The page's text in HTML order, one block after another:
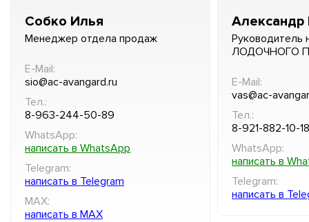
Собко Илья
Менеджер отдела продаж
E-Mail:
sio@ac-avangard.ru
Тел.:
8-963-244-50-89
WhatsApp:
написать в WhatsApp
Telegram:
написать в Telegram
MAX:
написать в MAX
Александр
Руководитель
ЛОДОЧНОГО
E-Mail:
vas@ac-
Тел.:
8-921-882-10-18
WhatsApp:
написать в
Telegram:
написать в